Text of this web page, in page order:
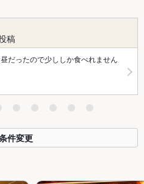
稿
だったので少ししか食べれません
件変更